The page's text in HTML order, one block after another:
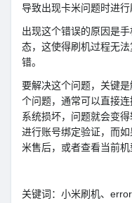
导致出现卡米问题时进行
出现这个错误的原因是
态，这使得刷机过程无
错。
要解决这个问题，关键
个问题，通常可以直接
系统损坏，问题就会变
进行账号绑定验证，而
米售后，或者查看当前机
关键词：小米刷机、